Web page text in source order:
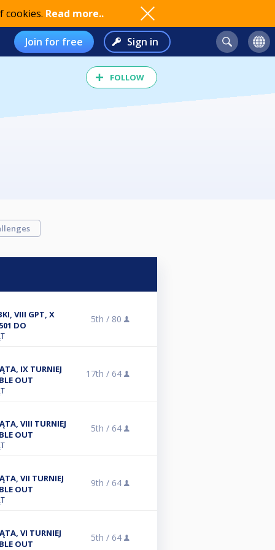
cookies. Read more..
Join for free Sign in
FOLLOW
VIII GPT, X
DO
5th / 80
IX TURNIEJ
OUT
17th / 64
VIII TURNIEJ
OUT
5th / 64
VII TURNIEJ
OUT
9th / 64
VI TURNIEJ
OUT
5th / 64